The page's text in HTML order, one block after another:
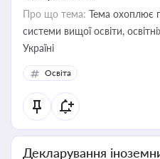
Про що тема: Тема охоплює
системи вищої освіти,
Україні
Освіта
Декларування